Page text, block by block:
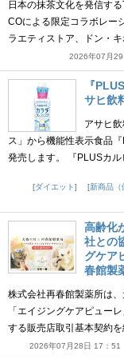
日本の抹茶文化を発信す
COによる限定コラボレー
ラエティストア、ドン・
2026年07月
『
サヒ飲
アサヒ
ス」から機能性表示食品
発売します。 『PLUSカ
ダイエット
新商品（
高齢化
社との
グケア
春館製
株式会社再春館製薬所は
「エイジングケアピュー
する販売店取引基本契約
2026年07月28日 17：51